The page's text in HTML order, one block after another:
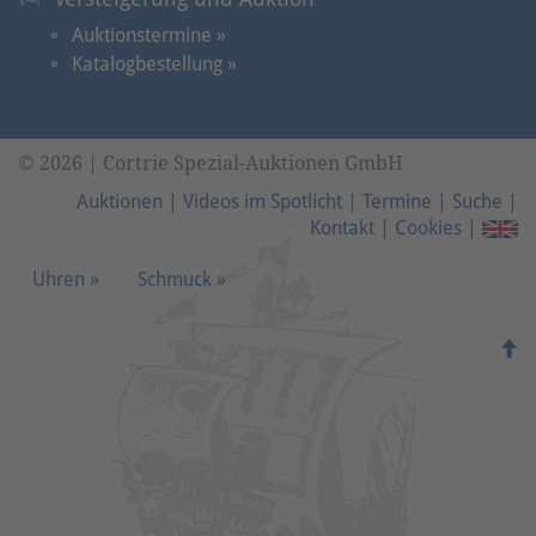
Auktionstermine »
Katalogbestellung »
© 2026 | Cortrie Spezial-Auktionen GmbH
Auktionen
Videos im Spotlicht Termine Suche
Kontakt
Cookies
Uhren » Schmuck »